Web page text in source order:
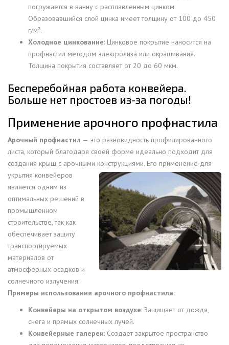
погружается в ванну с расплавленным цинком.
Образовавшийся слой цинка имеет толщину от 100 до 450
г/м².
Холодное цинкование: Цинковое покрытие наносится на
профнастил методом электролиза или окрашивания.
Толщина покрытия составляет от 20 до 60 мкм.
Бесперебойная работа конвейера.
Больше нет простоев из-за погоды!
Применение арочного профнастила
Арочный профнастил — это разновидность профилированного
листа, который благодаря своей форме идеально подходит для
создания крыш с арочными конструкциями. Его применение для
укрытия конвейеров
является одним из
оптимальных решений в
промышленном
строительстве, так как
обеспечивает защиту
транспортируемых
материалов от
атмосферных осадков и
солнечного излучения.
Примеры использования арочного профнастила:
Конвейеры на открытом воздухе: Защищает от дождя,
снега и прямых солнечных лучей.
Конвейерные галереи: Создает закрытое пространство